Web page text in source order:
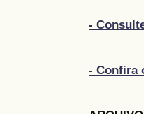
-
- Confira